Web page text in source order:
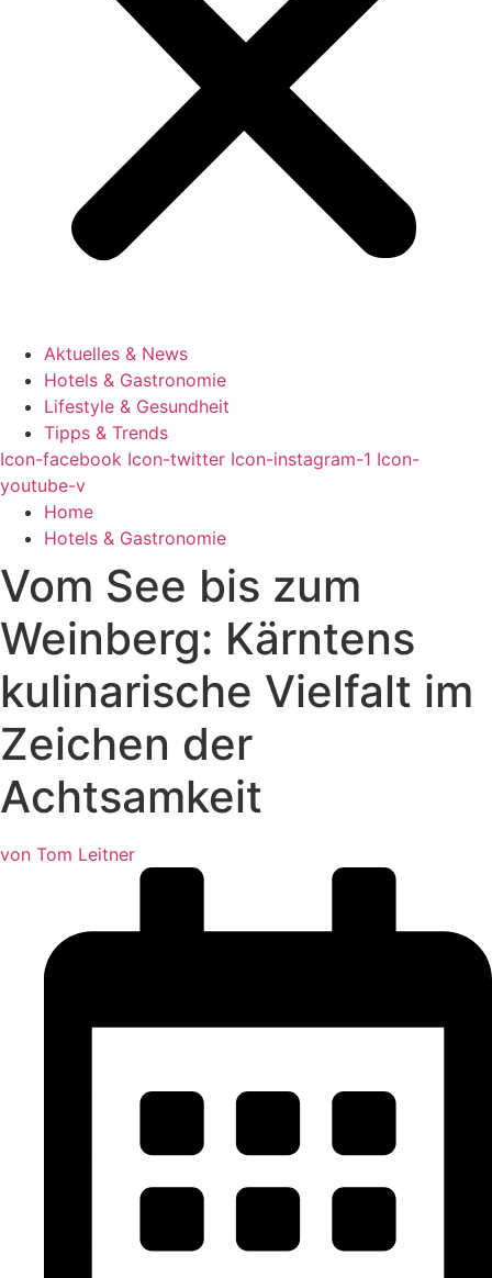
Aktuelles & News
Hotels & Gastronomie
Lifestyle & Gesundheit
Tipps & Trends
Icon-facebook Icon-twitter Icon-instagram-1 Icon-
youtube-v
Home
Hotels & Gastronomie
Vom See bis zum
Weinberg: Kärntens
kulinarische Vielfalt im
Zeichen der
Achtsamkeit
von Tom Leitner